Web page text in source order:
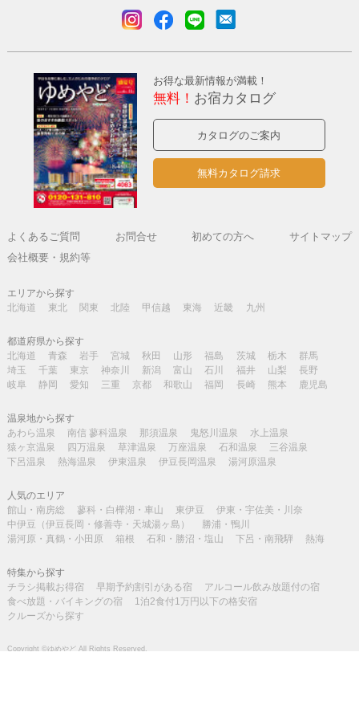
お得な最新情報が満載！
無料！ お宿カタログ
カタログのご案内
無料カタログ請求
よくあるご質問 お問合せ 初めての方へ
サイトマップ
会社概要・規約等
エリアから探す
北海道
東北 関東 北陸 甲信越 東海 近畿 九州
都道府県から探す
北海道
青森 岩手 宮城 秋田 山形 福島 茨城 栃木
群馬
埼玉
千葉 東京 神奈川 新潟 富山 石川 福井 山梨
長野
岐阜
静岡 愛知 三重 京都 和歌山 福岡 長崎 熊本 鹿児島
温泉地から探す
あわら温泉
南信 蓼科温泉 那須温泉 鬼怒川温泉
水上温泉
猿ヶ京温泉
四万温泉 草津温泉 万座温泉 石和温泉
三谷温泉
下呂温泉
熱海温泉 伊東温泉 伊豆長岡温泉 湯河原温泉
人気のエリア
館山・南房総
蓼科・白樺湖・車山 東伊豆
伊東・宇佐美・川奈
中伊豆（伊豆長岡・修善寺・天城湯ヶ島）
勝浦・鴨川
湯河原・真鶴・小田原
箱根 石和・勝沼・塩山 下呂・南飛騨 熱海
特集から探す
チラシ掲載お得宿
早期予約割引がある宿
アルコール飲み放題付の宿
食べ放題・バイキングの宿
1泊2食付1万円以下の格安宿
クルーズから探す
Copyright ©ゆめやど All Rights Reserved.